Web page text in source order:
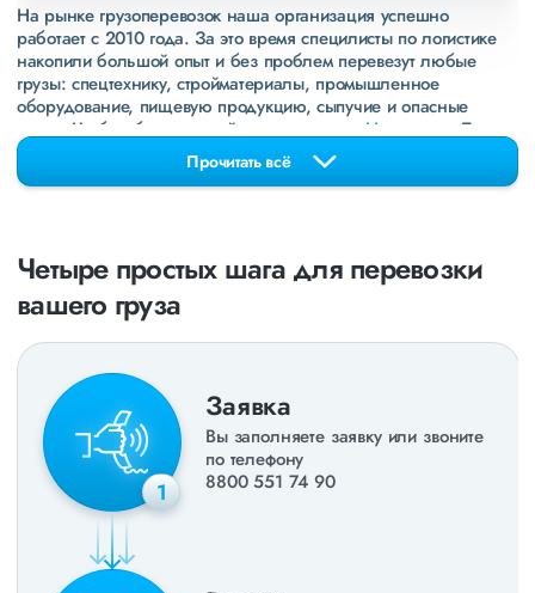
На рынке грузоперевозок наша организация успешно
работает с 2010 года. За это время специлисты по логистике
накопили большой опыт и без проблем перевезут любые
грузы: спецтехнику, стройматериалы, промышленное
оборудование, пищевую продукцию, сыпучие и опасные
грузы. Чтобы убедиться зайдите в раздел
«Наш опыт»
. Там
свежие примеры перевозок, которые обновляются несколько
раз в неделю. Также недавно мы запустили новые
направления вДНРиЛНР. Предоставляем все стандартные
экспедирование. За каждым клиентом закреплен менеджер,
который сообщит о текущем статусе вашего груза. Чтобы
получить коммерческое предложение заполните форму на
РФ).
Прочитать всё
Четыре простых шага для перевозки
вашего груза
1
Заявка
Вы заполняете заявку или звоните
по телефону
8800 551 74 90